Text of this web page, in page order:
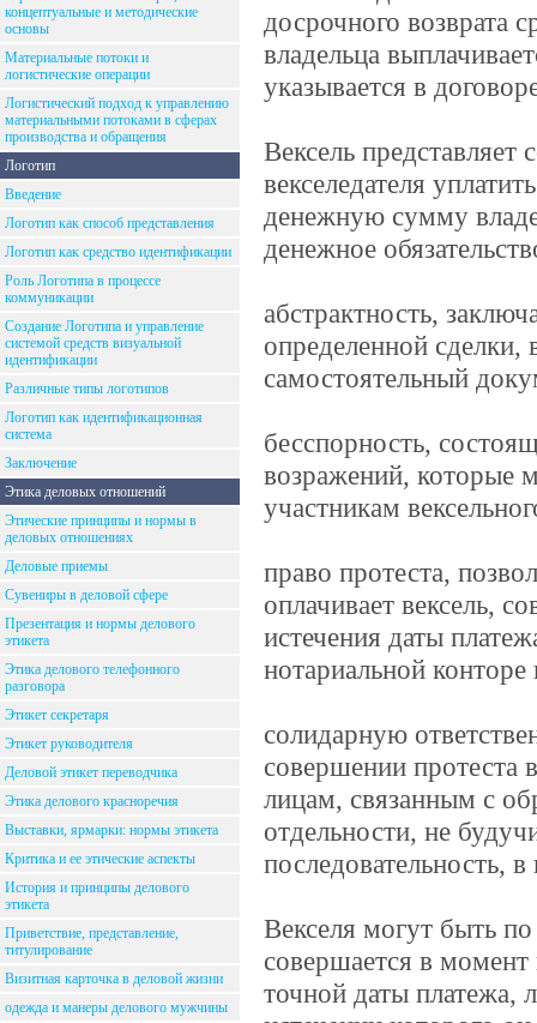
концептуальные и методические
основы
Материальные потоки и
логистические операции
Логистический подход к управлению
материальными потоками в сферах
производства и обращения
Логотип
Введение
Логотип как способ представления
Логотип как средство идентификации
Роль Логотипа в процессе
коммуникации
Создание Логотипа и управление
системой средств визуальной
идентификации
Различные типы логотипов
Логотип как идентификационная
система
Заключение
Этика деловых отношений
Этические принципы и нормы в
деловых отношениях
Деловые приемы
Сувениры в деловой сфере
Презентация и нормы делового
этикета
Этика делового телефонного
разговора
Этикет секретаря
Этикет руководителя
Деловой этикет переводчика
Этика делового красноречия
Выставки, ярмарки: нормы этикета
Критика и ее этические аспекты
История и принципы делового
этикета
Приветствие, представление,
титулирование
Визитная карточка в деловой жизни
одежда и манеры делового мужчины
досрочного возврата
владельца
указывается в
Вексель представляет
векселедателя
денежную сумму
денежное
абстрактность,
определенной сделки,
самостоятельный
бесспорность,
возражений, которые
участникам
право протеста,
оплачивает вексель,
истечения даты
нотариальной
солидарную
совершении протеста
лицам, связанным с
отдельности, не
последовательность,
Векселя могут быть
совершается в момент
точной даты платежа,